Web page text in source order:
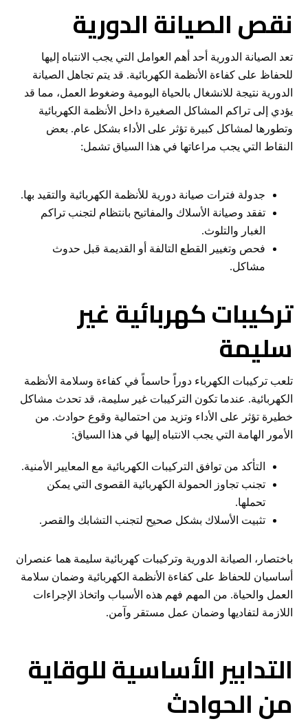
نقص الصيانة الدورية
تعد الصيانة الدورية أحد أهم العوامل التي يجب الانتباه إليها
للحفاظ على كفاءة الأنظمة الكهربائية. قد يتم تجاهل الصيانة
الدورية نتيجة للانشغال بالحياة اليومية وضغوط العمل، مما قد
يؤدي إلى تراكم المشاكل الصغيرة داخل الأنظمة الكهربائية
وتطورها لمشاكل كبيرة تؤثر على الأداء بشكل عام. بعض
النقاط التي يجب مراعاتها في هذا السياق تشمل:
جدولة فترات صيانة دورية للأنظمة الكهربائية والتقيد بها.
تفقد وصيانة الأسلاك والمفاتيح بانتظام لتجنب تراكم
الغبار والتلوث.
فحص وتغيير القطع التالفة أو القديمة قبل حدوث
مشاكل.
تركيبات كهربائية غير
سليمة
تلعب تركيبات الكهرباء دوراً حاسماً في كفاءة وسلامة الأنظمة
الكهربائية. عندما تكون التركيبات غير سليمة، قد تحدث مشاكل
خطيرة تؤثر على الأداء وتزيد من احتمالية وقوع حوادث. من
الأمور الهامة التي يجب الانتباه إليها في هذا السياق:
التأكد من توافق التركيبات الكهربائية مع المعايير الأمنية.
تجنب تجاوز الحمولة الكهربائية القصوى التي يمكن
تحملها.
تثبيت الأسلاك بشكل صحيح لتجنب التشابك والقصر.
باختصار، الصيانة الدورية وتركيبات كهربائية سليمة هما عنصران
أساسيان للحفاظ على كفاءة الأنظمة الكهربائية وضمان سلامة
العمل والحياة. من المهم فهم هذه الأسباب واتخاذ الإجراءات
اللازمة لتفاديها وضمان عمل مستقر وآمن.
التدابير الأساسية للوقاية
من الحوادث